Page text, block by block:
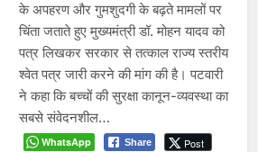
के अपहरण और गुमशुदगी के बढ़ते मामलों पर
चिंता जताते हुए मुख्यमंत्री डॉ. मोहन यादव को
पत्र लिखकर सरकार से तत्काल राज्य स्तरीय
श्वेत पत्र जारी करने की मांग की है। पटवारी
ने कहा कि बच्चों की सुरक्षा कानून-व्यवस्था का
सबसे संवेदनशील…
WhatsApp Share Post